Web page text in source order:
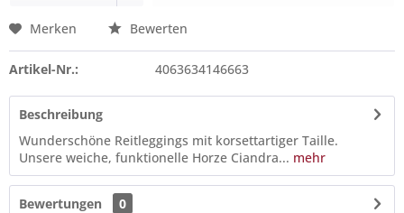
Merken Bewerten
Artikel-Nr.: 4063634146663
Beschreibung
Wunderschöne Reitleggings mit korsettartiger Taille.
Unsere weiche, funktionelle Horze Ciandra... mehr
Bewertungen
0